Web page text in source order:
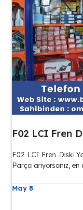
F02 LCI Fren
F02 LCI Fren Diski
Parça arıyorsanız,
May 8